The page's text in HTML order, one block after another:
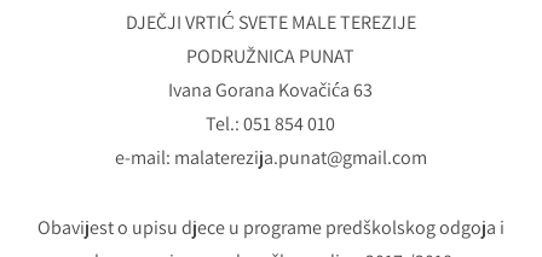
DJEČJI VRTIĆ SVETE MALE TEREZIJE
PODRUŽNICA PUNAT
Ivana Gorana Kovačića 63
Tel.: 051 854 010
e-mail: malaterezija.punat@gmail.com
Obavijest o upisu djece u programe predškolskog odgoja i